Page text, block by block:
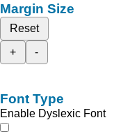
Margin Size
Reset
+
-
Font Type
Enable Dyslexic Font